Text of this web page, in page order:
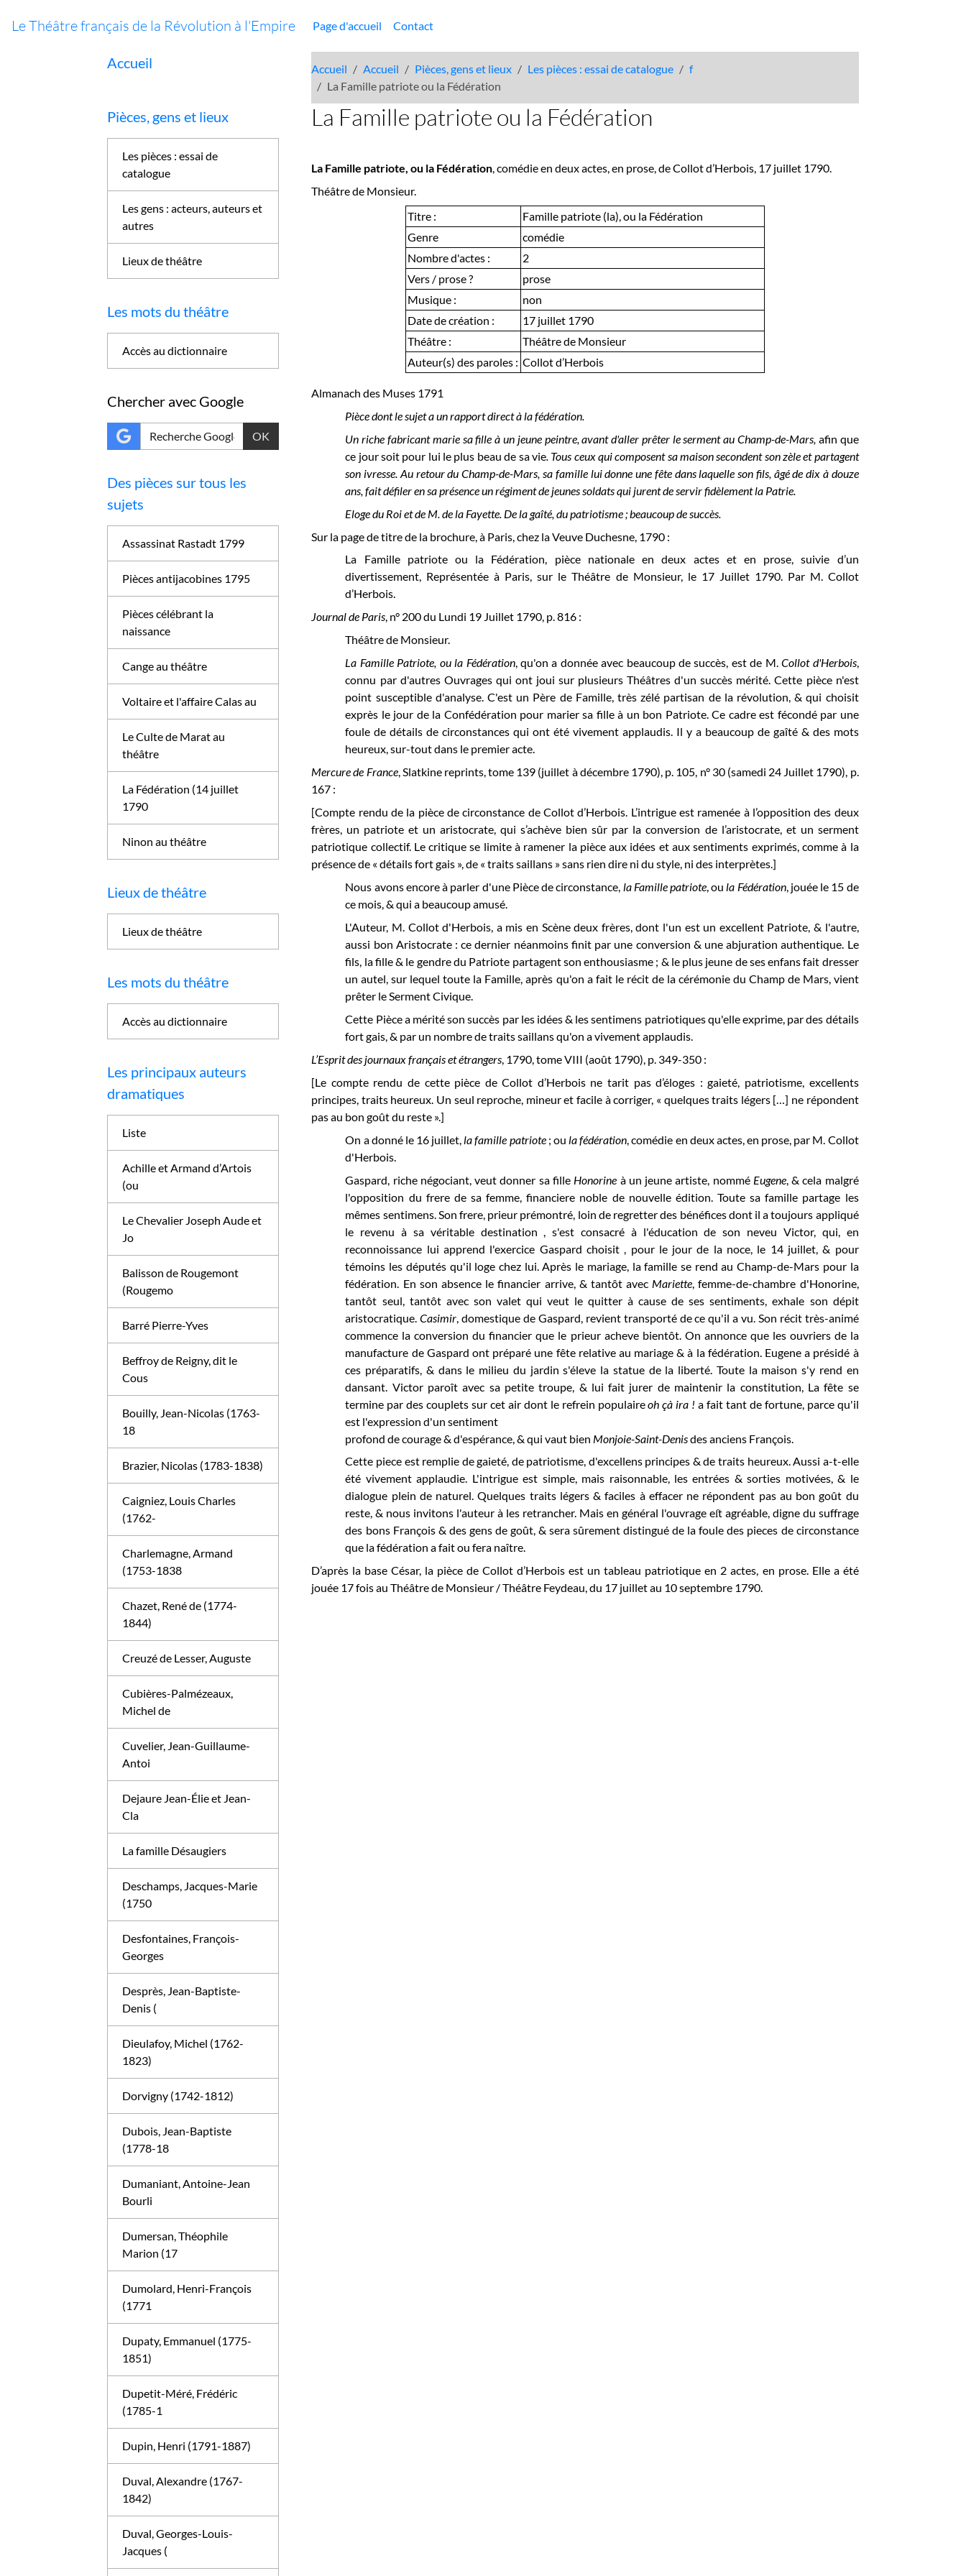
Le Théâtre français de la Révolution à l'Empire Page d'accueil Contact
Accueil Accueil Pièces, gens et lieux Les pièces : essai de catalogue
f
La Famille patriote ou la Fédération
La Famille patriote ou la Fédération
La Famille patriote, ou la Fédération, comédie en deux actes, en prose, de Collot d’Herbois, 17 juillet 1790.
Théâtre de Monsieur.
Titre :
Famille patriote (la), ou la Fédération
Genre
comédie
Nombre d'actes :
2
Vers / prose ?
prose
Musique :
non
Date de création :
17 juillet 1790
Théâtre :
Théâtre de Monsieur
Auteur(s) des paroles : Collot d’Herbois
Almanach des Muses 1791
Pièce dont le sujet a un rapport direct à la fédération.
Un riche fabricant marie sa fille à un jeune peintre, avant d'aller prêter le serment au Champ-de-Mars, afin que
ce jour soit pour lui le plus beau de sa vie. Tous ceux qui composent sa maison secondent son zèle et partagent
son ivresse. Au retour du Champ-de-Mars, sa famille lui donne une fête dans laquelle son fils, âgé de dix à douze
ans, fait défiler en sa présence un régiment de jeunes soldats qui jurent de servir fidèlement la Patrie.
Eloge du Roi et de M. de la Fayette. De la gaîté, du patriotisme ; beaucoup de succès.
Sur la page de titre de la brochure, à Paris, chez la Veuve Duchesne, 1790 :
La Famille patriote ou la Fédération, pièce nationale en deux actes et en prose, suivie d’un
divertissement, Représentée à Paris, sur le Théâtre de Monsieur, le 17 Juillet 1790. Par M. Collot
d’Herbois.
Journal de Paris, n° 200 du Lundi 19 Juillet 1790, p. 816 :
Théâtre de Monsieur.
La Famille Patriote, ou la Fédération, qu'on a donnée avec beaucoup de succès, est de M.Collot d'Herbois,
connu par d'autres Ouvrages qui ont joui sur plusieurs Théâtres d'un succès mérité. Cette pièce n'est
point susceptible d'analyse. C'est un Père de Famille, très zélé partisan de la révolution, & qui choisit
exprès le jour de la Confédération pour marier sa fille à un bon Patriote. Ce cadre est fécondé par une
foule de détails de circonstances qui ont été vivement applaudis. Il y a beaucoup de gaîté & des mots
heureux, sur-tout dans le premier acte.
Mercure de France, Slatkine reprints, tome 139 (juillet à décembre 1790), p. 105, n° 30 (samedi 24 Juillet 1790), p.
167 :
[Compte rendu de la pièce de circonstance de Collot d’Herbois. L’intrigue est ramenée à l’opposition des deux
frères, un patriote et un aristocrate, qui s’achève bien sûr par la conversion de l’aristocrate, et un serment
patriotique collectif. Le critique se limite à ramener la pièce aux idées et aux sentiments exprimés, comme à la
présence de « détails fort gais », de « traits saillans » sans rien dire ni du style, ni des interprètes.]
Nous avons encore à parler d'une Pièce de circonstance, la Famille patriote, oula Fédération, jouée le 15 de
ce mois, & qui a beaucoup amusé.
L'Auteur, M. Collot d'Herbois, a mis en Scène deux frères, dont l'un est un excellent Patriote, & l'autre,
aussi bon Aristocrate : ce dernier néanmoins finit par une conversion & une abjuration authentique. Le
fils, la fille & le gendre du Patriote partagent son enthousiasme ; & le plus jeune de ses enfans fait dresser
un autel, sur lequel toute la Famille, après qu'on a fait le récit de la cérémonie du Champ de Mars, vient
prêter le Serment Civique.
Cette Pièce a mérité son succès par les idées & les sentimens patriotiques qu'elle exprime, par des détails
fort gais, & par un nombre de traits saillans qu'on a vivement applaudis.
L’Esprit des journaux français et étrangers , 1790, tome VIII (août 1790), p. 349-350 :
[Le compte rendu de cette pièce de Collot d’Herbois ne tarit pas d’éloges : gaieté, patriotisme, excellents
principes, traits heureux. Un seul reproche, mineur et facile à corriger, « quelques traits légers […] ne répondent
pas au bon goût du reste ».]
On a donné le 16 juillet, la famille patriote; ou la fédération , comédie en deux actes, en prose, par M. Collot
d'Herbois.
Gaspard, riche négociant, veut donner sa fille Honorine à un jeune artiste, nommé Eugene, & cela malgré
l'opposition du frere de sa femme, financiere noble de nouvelle édition. Toute sa famille partage les
mêmes sentimens. Son frere, prieur prémontré, loin de regretter des bénéfices dont il a toujours appliqué
le revenu à sa véritable destination , s'est consacré à l'éducation de son neveu Victor, qui, en
reconnoissance lui apprend l'exercice Gaspard choisit , pour le jour de la noce, le 14 juillet, & pour
témoins les députés qu'il loge chez lui. Après le mariage, la famille se rend au Champ-de-Mars pour la
fédération. En son absence le financier arrive, & tantôt avec Mariette , femme-de-chambre d'Honorine,
tantôt seul, tantôt avec son valet qui veut le quitter à cause de ses sentiments, exhale son dépit
aristocratique.Casimir , domestique de Gaspard, revient transporté de ce qu'il a vu. Son récit très-animé
commence la conversion du financier que le prieur acheve bientôt. On annonce que les ouvriers de la
manufacture de Gaspard ont préparé une fête relative au mariage & à la fédération. Eugene a présidé à
ces préparatifs, & dans le milieu du jardin s'éleve la statue de la liberté. Toute la maison s'y rend en
dansant. Victor paroît avec sa petite troupe, & lui fait jurer de maintenir la constitution, La fête se
termine par des couplets sur cet air dont le refrein populaireoh çà ira ! a fait tant de fortune, parce qu'il
est l'expression d'un sentiment
profond de courage & d'espérance, & qui vaut bien Monjoie-Saint-Denisdes anciens François.
Cette piece est remplie de gaieté, de patriotisme, d'excellens principes & de traits heureux. Aussi a-t-elle
été vivement applaudie. L'intrigue est simple, mais raisonnable, les entrées & sorties motivées, & le
dialogue plein de naturel. Quelques traits légers & faciles à effacer ne répondent pas au bon goût du
reste, & nous invitons l'auteur à les retrancher. Mais en général l'ouvrage eſt agréable, digne du suffrage
des bons François & des gens de goût, & sera sûrement distingué de la foule des pieces de circonstance
que la fédération a fait ou fera naître.
D’après la base César, la pièce de Collot d’Herbois est un tableau patriotique en 2 actes, en prose. Elle a été
jouée 17 fois au Théâtre de Monsieur / Théâtre Feydeau, du 17 juillet au 10 septembre 1790.
Accueil
Pièces, gens et lieux
Les pièces : essai de
catalogue
Les gens : acteurs, auteurs et
autres
Lieux de théâtre
Les mots du théâtre
Accès au dictionnaire
Chercher avec Google
OK
Des pièces sur tous les
sujets
Assassinat Rastadt 1799
Pièces antijacobines 1795
Pièces célébrant la
naissance
Cange au théâtre
Voltaire et l'affaire Calas au
Le Culte de Marat au
théâtre
La Fédération (14 juillet
1790
Ninon au théâtre
Lieux de théâtre
Lieux de théâtre
Les mots du théâtre
Accès au dictionnaire
Les principaux auteurs
dramatiques
Liste
Achille et Armand d’Artois
(ou
Le Chevalier Joseph Aude et
Jo
Balisson de Rougemont
(Rougemo
Barré Pierre-Yves
Beffroy de Reigny, dit le
Cous
Bouilly, Jean-Nicolas (1763-
18
Brazier, Nicolas (1783-1838)
Caigniez, Louis Charles
(1762-
Charlemagne, Armand
(1753-1838
Chazet, René de (1774-
1844)
Creuzé de Lesser, Auguste
Cubières-Palmézeaux,
Michel de
Cuvelier, Jean-Guillaume-
Antoi
Dejaure Jean-Élie et Jean-
Cla
La famille Désaugiers
Deschamps, Jacques-Marie
(1750
Desfontaines, François-
Georges
Desprès, Jean-Baptiste-
Denis (
Dieulafoy, Michel (1762-
1823)
Dorvigny (1742-1812)
Dubois, Jean-Baptiste
(1778-18
Dumaniant, Antoine-Jean
Bourli
Dumersan, Théophile
Marion (17
Dumolard, Henri-François
(1771
Dupaty, Emmanuel (1775-
1851)
Dupetit-Méré, Frédéric
(1785-1
Dupin, Henri (1791-1887)
Duval, Alexandre (1767-
1842)
Duval, Georges-Louis-
Jacques (